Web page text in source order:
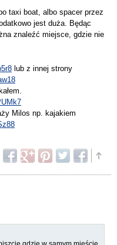
taxi boat, albo spacer przez
jest duża. Będąc
znaleźć miejsce, gdzie nie
lub z innej strony
Milos np. kajakiem